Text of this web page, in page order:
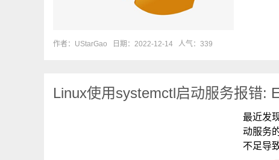
作者：UStarGao 日期：2022-12-14 人气：339
Linux使用systemctl启动服务报错:
最近发
动服务
不足导